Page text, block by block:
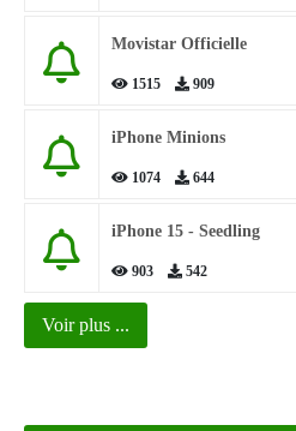
Movistar Officielle
1515 909
iPhone Minions
1074 644
iPhone 15 - Seedling
903 542
Voir plus ...